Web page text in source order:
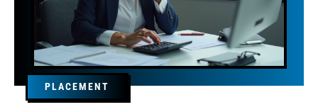
PLACEMENT